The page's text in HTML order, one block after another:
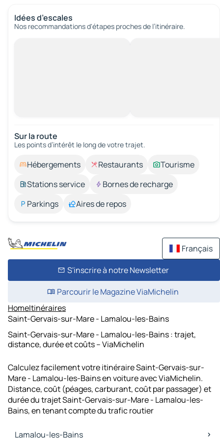
Idées d’escales
Nos recommandations d'étapes proches de l’itinéraire.
Sur la route
Les points d’intérêt le long de votre trajet.
Hébergements Restaurants
Tourisme
Stations service
Bornes de recharge
Parkings
Aires de repos
Français
S'inscrire à notre Newsletter
Parcourir le Magazine ViaMichelin
HomeItinéraires
Saint-Gervais-sur-Mare - Lamalou-les-Bains
Saint-Gervais-sur-Mare - Lamalou-les-Bains : trajet,
distance, durée et coûts – ViaMichelin
Calculez facilement votre itinéraire Saint-Gervais-sur-
Mare - Lamalou-les-Bains en voiture avec ViaMichelin.
Distance, coût (péages, carburant, coût par passager) et
durée du trajet Saint-Gervais-sur-Mare - Lamalou-les-
Bains, en tenant compte du trafic routier
Lamalou-les-Bains